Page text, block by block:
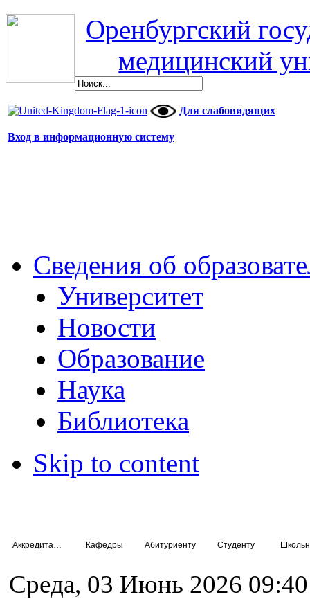
Оренбургский
медицинский
Для слабовидящих
Вход в информационную систему
Сведения об
Университет
Новости
Образование
Наука
Библиотека
Skip to content
Кафедры Абитуриенту Студенту
Среда, 03 Июнь 2026 09:40